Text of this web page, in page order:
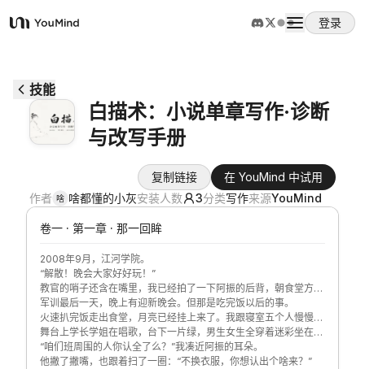
YouMind
登录
使用案例
提示词
定价
下载
技能
白描术：小说单章写作·诊断
与改写手册
复制链接
在 YouMind 中试用
作者 啥 啥都懂的小灰安装人数 3分类写作来源YouMind
卷一 · 第一章 · 那一回眸
2008年9月，江河学院。
“解散！晚会大家好好玩！”
教官的哨子还含在嘴里，我已经拍了一下阿振的后背，朝食堂方向
努了努嘴。他秒懂，两个人从队列里窜出去，迷彩裤腿带着风。
军训最后一天，晚上有迎新晚会。但那是吃完饭以后的事。
火速扒完饭走出食堂，月亮已经挂上来了。我跟寝室五个人慢慢往
操场走，按班级顺位找了块空地坐下。草皮有点潮，隔着迷彩裤能
感觉到凉意。
舞台上学长学姐在唱歌，台下一片绿，男生女生全穿着迷彩坐在地
上。我的眼睛没怎么看台上。
“咱们班周围的人你认全了么？”我凑近阿振的耳朵。
他撇了撇嘴，也跟着扫了一圈：“不换衣服，你想认出个啥来？”